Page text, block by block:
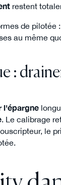
restent
de pilotée :
au même
:
l'épargne
. Le calibrage
le